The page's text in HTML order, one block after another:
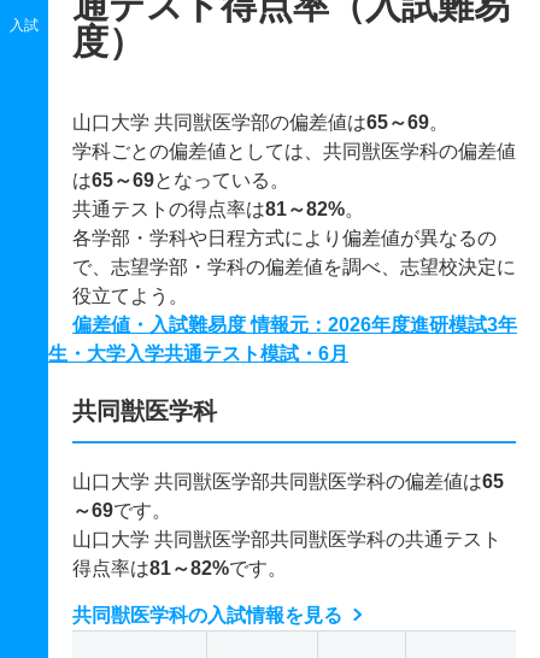
入試
度）
山口大学 共同獣医学部の偏差値は65～69。
学科ごとの偏差値としては、共同獣医学科の偏差値
は65～69となっている。
共通テストの得点率は81～82%。
各学部・学科や日程方式により偏差値が異なるの
で、志望学部・学科の偏差値を調べ、志望校決定に
役立てよう。
偏差値・入試難易度 情報元：2026年度進研模試3年
生・大学入学共通テスト模試・6月
共同獣医学科
山口大学 共同獣医学部共同獣医学科の偏差値は65
～69です。
山口大学 共同獣医学部共同獣医学科の共通テスト
得点率は81～82%です。
共同獣医学科の入試情報を見る